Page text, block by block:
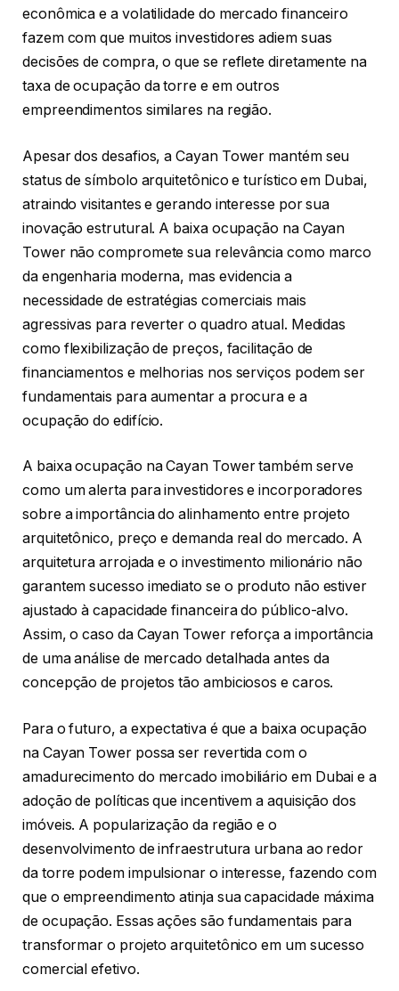
econômica e a volatilidade do mercado financeiro
fazem com que muitos investidores adiem suas
decisões de compra, o que se reflete diretamente na
taxa de ocupação da torre e em outros
empreendimentos similares na região.
Apesar dos desafios, a Cayan Tower mantém seu
status de símbolo arquitetônico e turístico em Dubai,
atraindo visitantes e gerando interesse por sua
inovação estrutural. A baixa ocupação na Cayan
Tower não compromete sua relevância como marco
da engenharia moderna, mas evidencia a
necessidade de estratégias comerciais mais
agressivas para reverter o quadro atual. Medidas
como flexibilização de preços, facilitação de
financiamentos e melhorias nos serviços podem ser
fundamentais para aumentar a procura e a
ocupação do edifício.
A baixa ocupação na Cayan Tower também serve
como um alerta para investidores e incorporadores
sobre a importância do alinhamento entre projeto
arquitetônico, preço e demanda real do mercado. A
arquitetura arrojada e o investimento milionário não
garantem sucesso imediato se o produto não estiver
ajustado à capacidade financeira do público-alvo.
Assim, o caso da Cayan Tower reforça a importância
de uma análise de mercado detalhada antes da
concepção de projetos tão ambiciosos e caros.
Para o futuro, a expectativa é que a baixa ocupação
na Cayan Tower possa ser revertida com o
amadurecimento do mercado imobiliário em Dubai e a
adoção de políticas que incentivem a aquisição dos
imóveis. A popularização da região e o
desenvolvimento de infraestrutura urbana ao redor
da torre podem impulsionar o interesse, fazendo com
que o empreendimento atinja sua capacidade máxima
de ocupação. Essas ações são fundamentais para
transformar o projeto arquitetônico em um sucesso
comercial efetivo.